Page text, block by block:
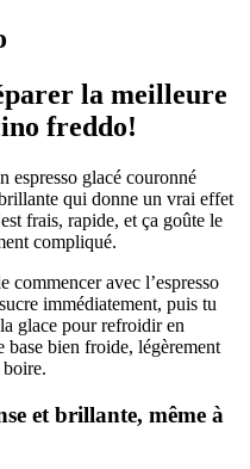
la meilleure
freddo!
espresso glacé couronné
qui donne un vrai effet
frais, rapide, et ça goûte le
compliqué.
commencer avec l’espresso
immédiatement, puis tu
glace pour refroidir en
base bien froide, légèrement
boire.
et brillante, même à